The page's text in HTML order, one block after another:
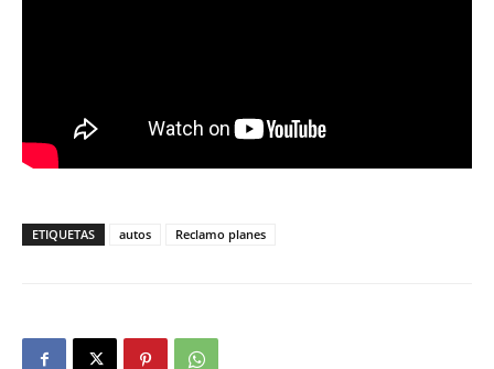
ETIQUETAS autos Reclamo planes